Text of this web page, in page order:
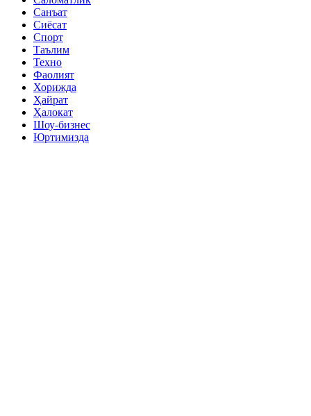
Санъат
Сиёсат
Спорт
Таълим
Техно
Фаолият
Хорижда
Ҳайрат
Ҳалокат
Шоу-бизнес
Юртимизда